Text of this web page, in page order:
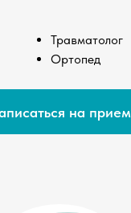
на прием
Травматолог
Ортопед